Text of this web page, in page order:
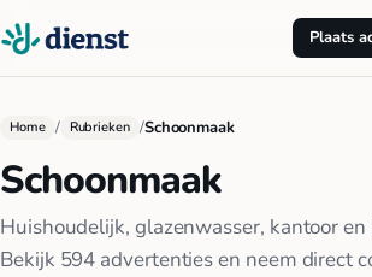
Plaats
Home / Rubrieken /Schoonmaak
Schoonmaak
Huishoudelijk, glazenwasser, kantoor
Bekijk 594 advertenties en neem direct